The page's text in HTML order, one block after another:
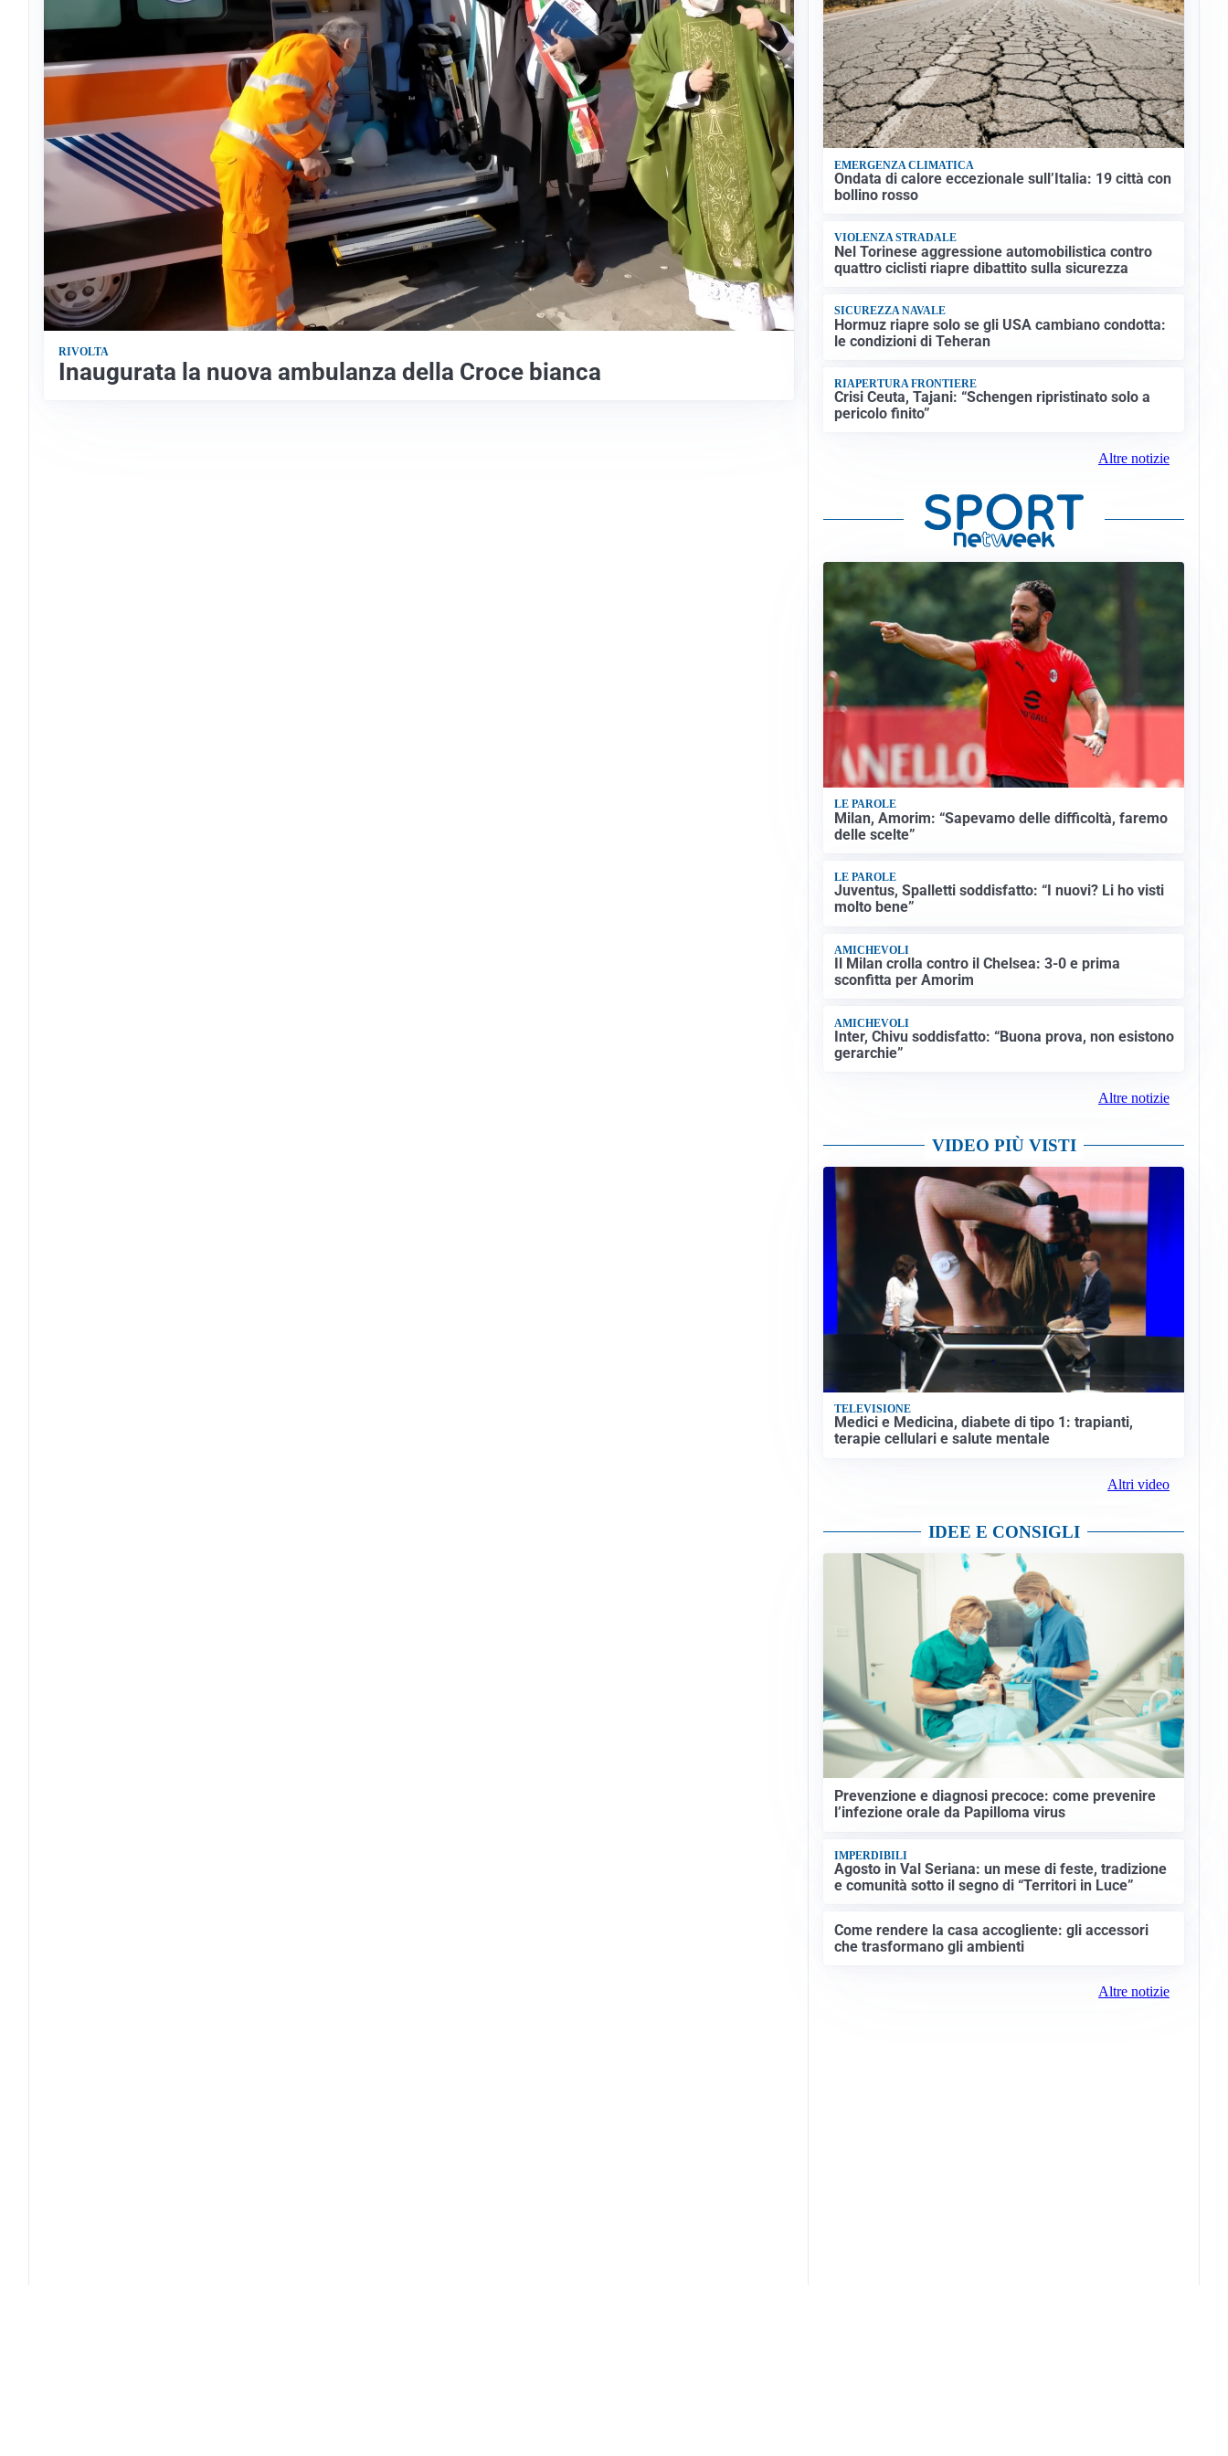
RIVOLTA
Inaugurata la nuova ambulanza della Croce bianca
EMERGENZA CLIMATICA
Ondata di calore eccezionale sull’Italia: 19 città con
bollino rosso
VIOLENZA STRADALE
Nel Torinese aggressione automobilistica contro
quattro ciclisti riapre dibattito sulla sicurezza
SICUREZZA NAVALE
Hormuz riapre solo se gli USA cambiano condotta:
le condizioni di Teheran
RIAPERTURA FRONTIERE
Crisi Ceuta, Tajani: “Schengen ripristinato solo a
pericolo finito”
Altre notizie
LE PAROLE
Milan, Amorim: “Sapevamo delle difficoltà, faremo
delle scelte”
LE PAROLE
Juventus, Spalletti soddisfatto: “I nuovi? Li ho visti
molto bene”
AMICHEVOLI
Il Milan crolla contro il Chelsea: 3-0 e prima
sconfitta per Amorim
AMICHEVOLI
Inter, Chivu soddisfatto: “Buona prova, non esistono
gerarchie”
Altre notizie
VIDEO PIÙ VISTI
TELEVISIONE
Medici e Medicina, diabete di tipo 1: trapianti,
terapie cellulari e salute mentale
Altri video
IDEE E CONSIGLI
Prevenzione e diagnosi precoce: come prevenire
l’infezione orale da Papilloma virus
IMPERDIBILI
Agosto in Val Seriana: un mese di feste, tradizione
e comunità sotto il segno di “Territori in Luce”
Come rendere la casa accogliente: gli accessori
che trasformano gli ambienti
Altre notizie